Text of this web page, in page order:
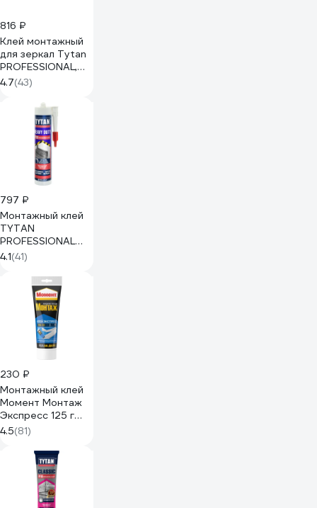
816 ₽
Клей монтажный
для зеркал Tytan
PROFESSIONAL,
бежевый, 310 мл,
96221, 27103
4.7(43)
797 ₽
Монтажный клей
TYTAN
PROFESSIONAL
HEAVY DUTY
каучуковый 310мл
62963 44015
4.1(41)
230 ₽
Монтажный клей
Момент Монтаж
Экспресс 125 г
697141
4.5(81)